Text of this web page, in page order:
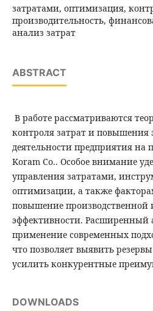
затратами, оптимизация,
производительность,
анализ затрат
ABSTRACT
В работе рассматриваются
контроля затрат и повышения
деятельности предприятия на
Koram Co.. Особое внимание
управления затратами,
оптимизации, а также
повышение производственной
эффективности. Расширенный
применение современных
что позволяет выявить
усилить конкурентные
DOWNLOADS